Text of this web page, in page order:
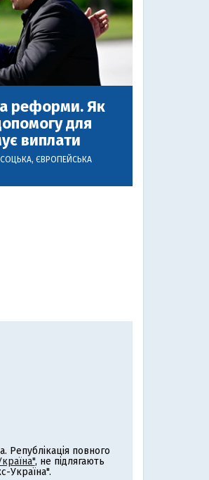
реформи. Як
для
виплати
, ЄВРОПЕЙСЬКА
повного
, не підлягають
Україна".